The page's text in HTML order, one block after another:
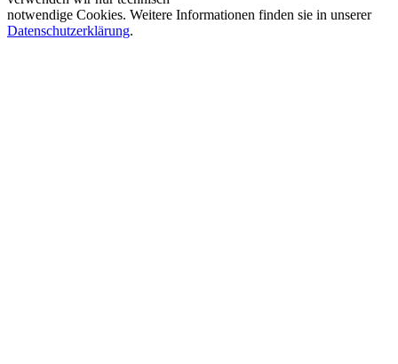
notwendige Cookies. Weitere Informationen finden sie in unserer
Datenschutzerklärung.